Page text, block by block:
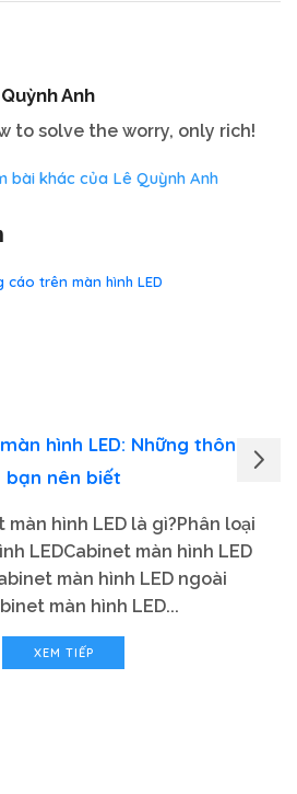
Anh
to solve the worry, only rich!
bài khác của Lê Quỳnh Anh
hình LED: Những thông tin
bạn nên biết
màn hình LED là gì?Phân loại
LEDCabinet màn hình LED
màn hình LED ngoài
màn hình LED...
XEM TIẾP